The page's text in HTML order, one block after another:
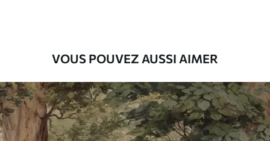
VOUS POUVEZ AUSSI AIMER